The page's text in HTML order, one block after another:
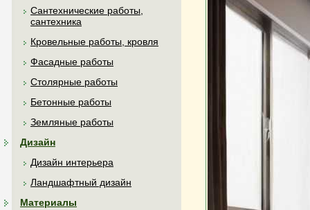
Сантехнические работы,
сантехника
Кровельные работы, кровля
Фасадные работы
Столярные работы
Бетонные работы
Земляные работы
Дизайн
Дизайн интерьера
Ландшафтный дизайн
Материалы